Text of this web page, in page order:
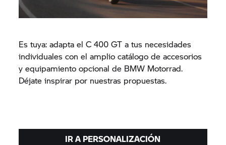
Es tuya: adapta elC 400 GT a tus necesidades
individuales con el amplio catálogo de accesorios
y equipamiento opcional de BMW Motorrad.
Déjate inspirar por nuestras propuestas.
IR A PERSONALIZACIÓN